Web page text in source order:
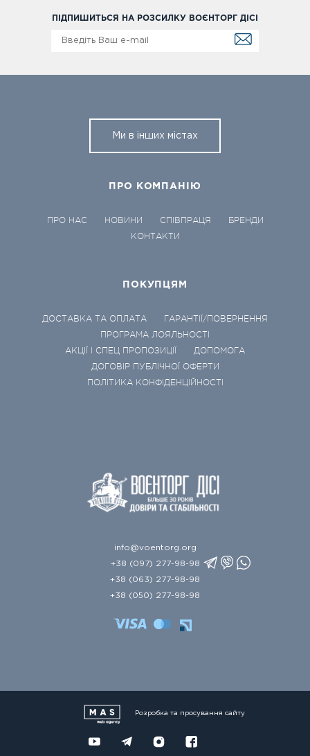
ПІДПИШИТЬСЯ НА РОЗСИЛКУ ВОЄНТОРГ ДІСІ
Ми в інших містах
ПРО КОМПАНІЮ
ПРО НАС НОВИНИ СПІВПРАЦЯ
БРЕНДИ
КОНТАКТИ
ПОКУПЦЯМ
ДОСТАВКА ТА ОПЛАТА
ГАРАНТІЇ/ПОВЕРНЕННЯ
ПРОГРАМА ЛОЯЛЬНОСТІ
АКЦІЇ І СПЕЦ ПРОПОЗИЦІЇ
ДОПОМОГА
ДОГОВІР ПУБЛІЧНОЇ ОФЕРТИ
ПОЛІТИКА КОНФІДЕНЦІЙНОСТІ
info@voentorg.org
+38 (097) 277-98-98
+38 (063) 277-98-98
+38 (050) 277-98-98
Розробка та просування сайту